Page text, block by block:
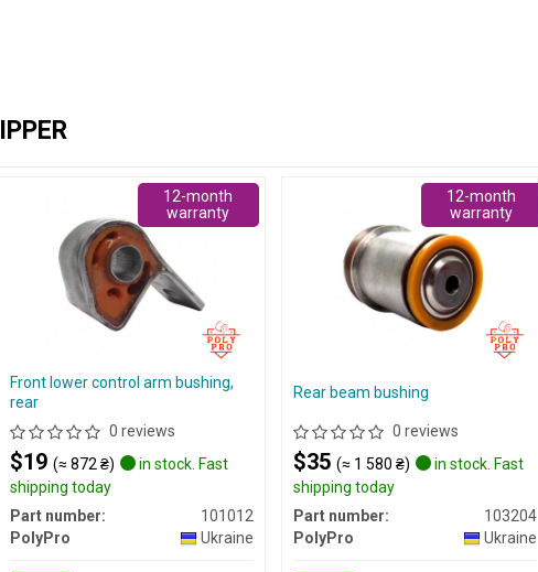
Front lower control arm bushing,
rear
0 reviews
$19 (≈ 872 ₴)
in stock. Fast
shipping today
Part number:
101012
PolyPro
Ukraine
12-month
warranty
Rear beam bushing
0 reviews
$35 (≈ 1 580 ₴)
in stock. Fast
shipping today
Part number:
103204
PolyPro
Ukraine
12-month
warranty